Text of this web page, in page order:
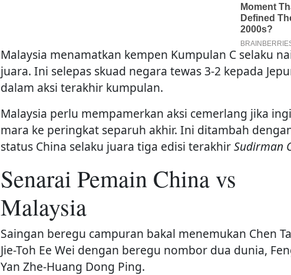
Malaysia menamatkan kempen Kumpulan C selaku
juara. Ini selepas skuad negara tewas 3-2 kepada
dalam aksi terakhir kumpulan.
Malaysia perlu mempamerkan aksi cemerlang jika
mara ke peringkat separuh akhir. Ini ditambah
status China selaku juara tiga edisi terakhirSudirman
Senarai Pemain China vs
Malaysia
Saingan beregu campuran bakal menemukan Chen
Jie-Toh Ee Wei dengan beregu nombor dua dunia,
Yan Zhe-Huang Dong Ping.